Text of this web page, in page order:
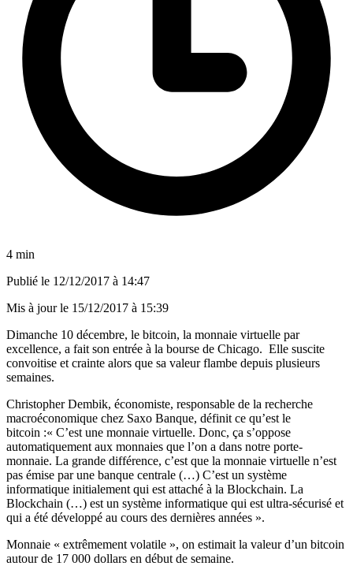
4 min
Publié le 12/12/2017 à 14:47
Mis à jour le 15/12/2017 à 15:39
Dimanche 10 décembre, le bitcoin, la monnaie virtuelle par
excellence, a fait son entrée à la bourse de Chicago. Elle suscite
convoitise et crainte alors que sa valeur flambe depuis plusieurs
semaines.
Christopher Dembik, économiste, responsable de la recherche
macroéconomique chez Saxo Banque, définit ce qu’est le
bitcoin :« C’est une monnaie virtuelle. Donc, ça s’oppose
automatiquement aux monnaies que l’on a dans notre porte-
monnaie. La grande différence, c’est que la monnaie virtuelle n’est
pas émise par une banque centrale (…) C’est un système
informatique initialement qui est attaché à la Blockchain. La
Blockchain (…) est un système informatique qui est ultra-sécurisé et
qui a été développé au cours des dernières années ».
Monnaie « extrêmement volatile », on estimait la valeur d’un bitcoin
autour de 17 000 dollars en début de semaine.